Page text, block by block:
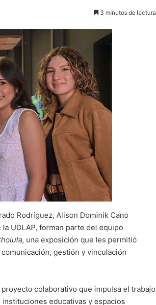
3 minutos de lectura
Rodríguez, Alison Dominik Cano
UDLAP, forman parte del equipo
, una exposición que les permitió
gestión y vinculación
colaborativo que impulsa el trabajo
educativas y espacios